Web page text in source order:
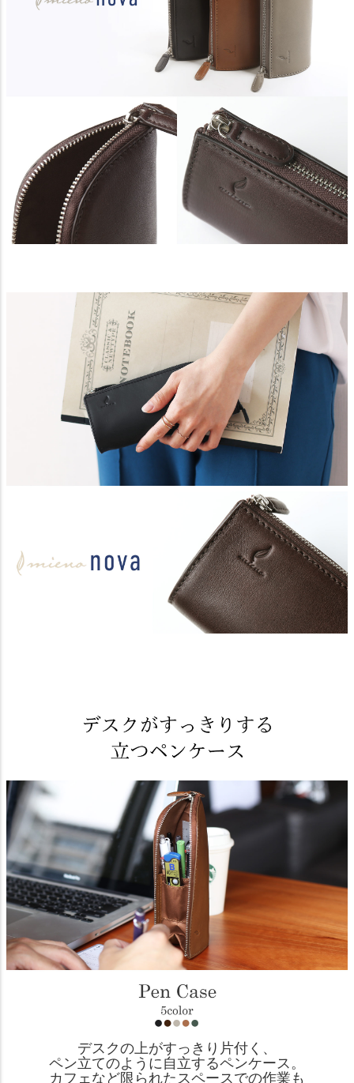
デスクの上がすっきり片付く、
ペン立てのように自立するペンケース。
カフェなど限られたスペースでの作業も